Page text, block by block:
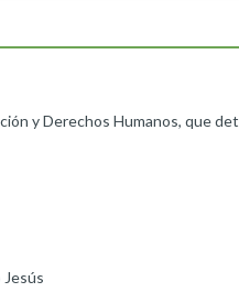
y Derechos Humanos, que
Jesús